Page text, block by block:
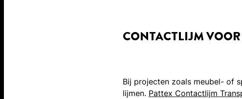
CONTACTLIJM
Bij projecten zoals meubel- of
lijmen. Pattex Contactlijm